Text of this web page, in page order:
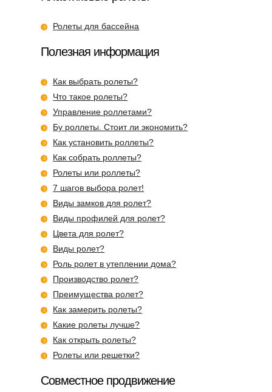
Ролеты для бассейна
Полезная информация
Как выбрать ролеты?
Что такое ролеты?
Управление роллетами?
Бу роллеты. Стоит ли экономить?
Как установить роллеты?
Как собрать роллеты?
Ролеты или роллеты?
7 шагов выбора ролет!
Виды замков для ролет?
Виды профилей для ролет?
Цвета для ролет?
Виды ролет?
Роль ролет в утеплении дома?
Производство ролет?
Преимущества ролет?
Как замерить ролеты?
Какие ролеты лучше?
Как открыть ролеты?
Ролеты или решетки?
Совместное продвижение